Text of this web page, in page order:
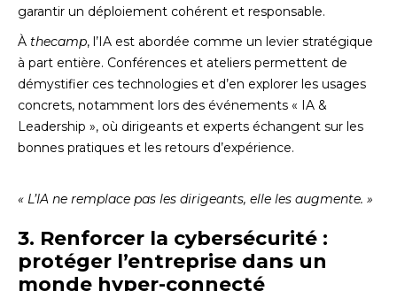
garantir un déploiement cohérent et responsable.
À thecamp, l’IA est abordée comme un levier stratégique
à part entière. Conférences et ateliers permettent de
démystifier ces technologies et d’en explorer les usages
concrets, notamment lors des événements « IA &
Leadership », où dirigeants et experts échangent sur les
bonnes pratiques et les retours d’expérience.
« L’IA ne remplace pas les dirigeants, elle les augmente. »
3. Renforcer la cybersécurité :
protéger l’entreprise dans un
monde hyper-connecté